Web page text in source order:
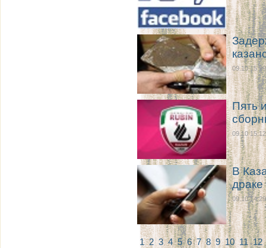
09.10 15:29
Пять
09.10 15:12
В
драке
09.10 14:29
12345678 9101112